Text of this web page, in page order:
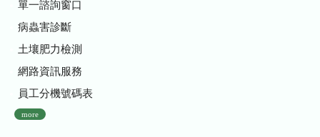
單一諮詢窗口
病蟲害診斷
土壤肥力檢測
網路資訊服務
員工分機號碼表
more